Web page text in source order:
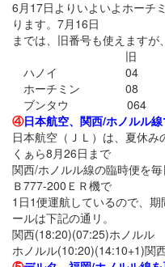
6月17日よりいよいよホーチ
ります。7月16日
までは、旧番号も使えますが
ハノイ
ホーチミン
ブンタウ
④日本航空、関西/ホノルル
日本航空（ＪＬ）は、夏休
くぁら8月26日まで
関西/ホノルル線の臨時便を
Ｂ777-200ＥＲ機で
1日1便運航しているので、
ールは下記の通リ。
関西(18:20)(07:25)ホノル
ホノルル(10:20)(14:10+1)関